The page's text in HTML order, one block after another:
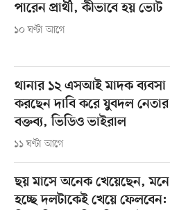
পারেন প্রার্থী, কীভাবে হয় ভোট
১০ ঘণ্টা আগে
থানার ১২ এসআই মাদক ব্যবসা
করছেন দাবি করে যুবদল নেতার
বক্তব্য, ভিডিও ভাইরাল
১১ ঘণ্টা আগে
ছয় মাসে অনেক খেয়েছেন, মনে
হচ্ছে দলটাকেই খেয়ে ফেলবেন: